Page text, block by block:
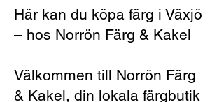
Här kan du köpa färg i Växjö
– hos Norrön Färg & Kakel
Välkommen till Norrön Färg
& Kakel, din lokala färgbutik